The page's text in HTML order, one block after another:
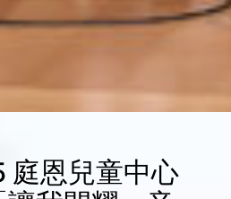
庭恩兒童中心